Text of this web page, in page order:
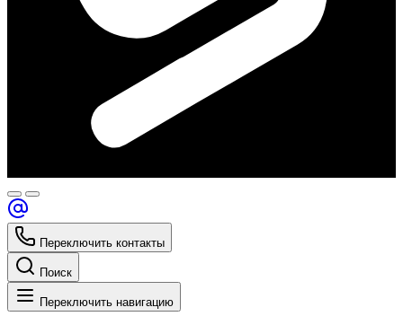
Переключить контакты
Поиск
Переключить навигацию